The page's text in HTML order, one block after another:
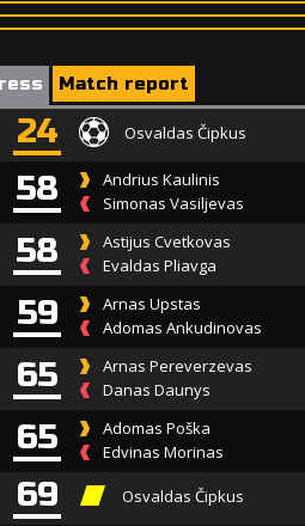
Match report
24 Osvaldas Čipkus
58
Andrius Kaulinis
Simonas Vasiljevas
58
Astijus Cvetkovas
Evaldas Pliavga
59
Arnas Upstas
Adomas Ankudinovas
65
Arnas Pereverzevas
Danas Daunys
65
Adomas Poška
Edvinas Morinas
69 Osvaldas Čipkus